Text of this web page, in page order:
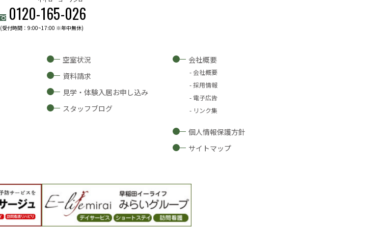
0120-165-026
(受付時間：9:00~17:00 ※年中無休)
空室状況
資料請求
見学・体験入居お申し込み
スタッフブログ
会社概要
会社概要
採用情報
電子広告
リンク集
個人情報保護方針
サイトマップ